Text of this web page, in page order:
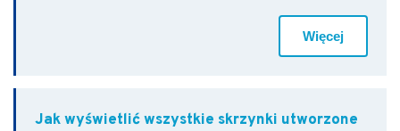
Więcej
Jak wyświetlić wszystkie skrzynki utworzone